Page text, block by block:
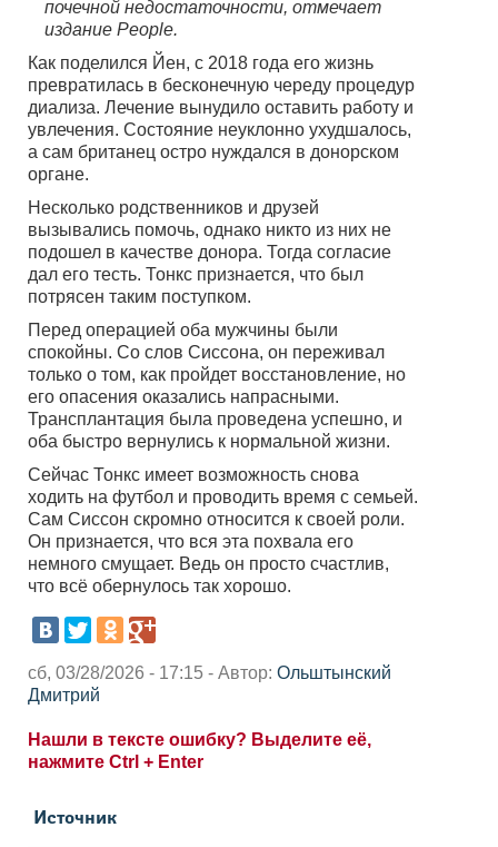
почечной недостаточности, отмечает
издание People.
Как поделился Йен, с 2018 года его жизнь
превратилась в бесконечную череду процедур
диализа. Лечение вынудило оставить работу и
увлечения. Состояние неуклонно ухудшалось,
а сам британец остро нуждался в донорском
органе.
Несколько родственников и друзей
вызывались помочь, однако никто из них не
подошел в качестве донора. Тогда согласие
дал его тесть. Тонкс признается, что был
потрясен таким поступком.
Перед операцией оба мужчины были
спокойны. Со слов Сиссона, он переживал
только о том, как пройдет восстановление, но
его опасения оказались напрасными.
Трансплантация была проведена успешно, и
оба быстро вернулись к нормальной жизни.
Сейчас Тонкс имеет возможность снова
ходить на футбол и проводить время с семьей.
Сам Сиссон скромно относится к своей роли.
Он признается, что вся эта похвала его
немного смущает. Ведь он просто счастлив,
что всё обернулось так хорошо.
сб, 03/28/2026 - 17:15 - Автор: Ольштынский
Дмитрий
Нашли в тексте ошибку? Выделите её,
нажмите Ctrl + Enter
Источник